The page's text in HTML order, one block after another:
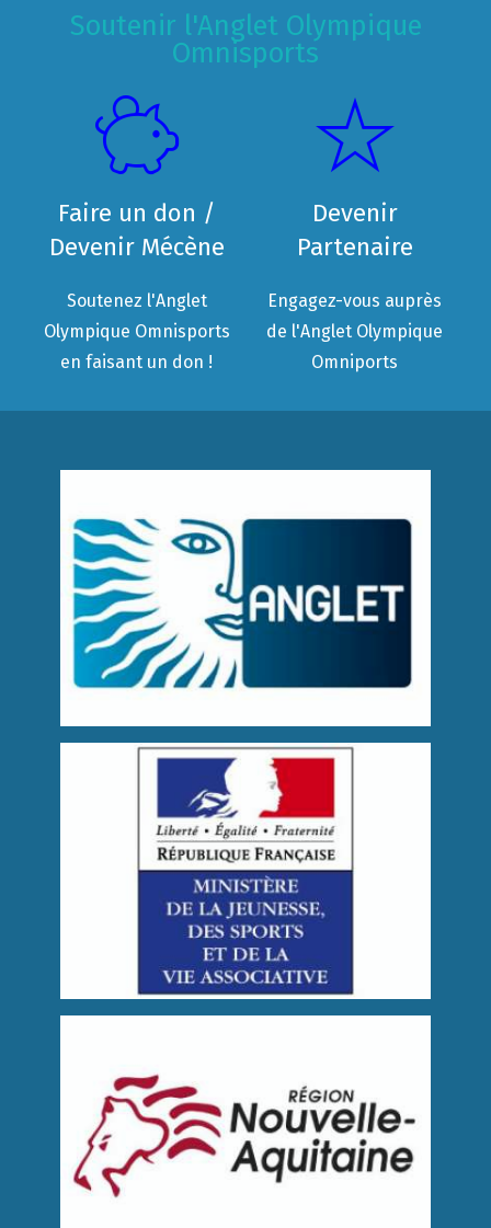
Soutenir l'Anglet Olympique
Omnisports
Faire un don /
Devenir Mécène
Soutenez l'Anglet
Olympique Omnisports
en faisant un don !
Devenir
Partenaire
Engagez-vous auprès
de l'Anglet Olympique
Omniports